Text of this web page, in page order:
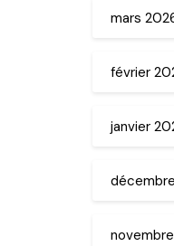
mars
février
janvier